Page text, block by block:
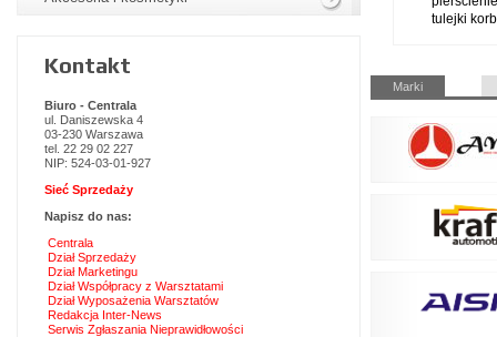
tulejki
Pomiń
nawigacje
Marki
Kontakt
Biuro - Centrala
ul. Daniszewska 4
03-230 Warszawa
tel. 22 29 02 227
NIP: 524-03-01-927
Sieć Sprzedaży
Napisz do nas:
Centrala
Dział Sprzedaży
Dział Marketingu
Dział Współpracy z Warsztatami
Dział Wyposażenia Warsztatów
Redakcja Inter-News
Serwis Zgłaszania Nieprawidłowości